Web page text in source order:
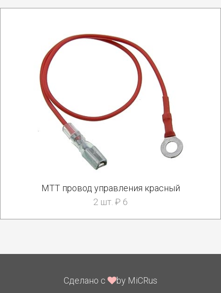
МТТ провод управления красный
2 шт. ₽ 6
Сделано с by MiCRus